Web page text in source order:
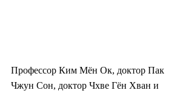
Профессор Ким Мён Ок, доктор Пак
Чжун Сон, доктор Чхве Гён Хван и